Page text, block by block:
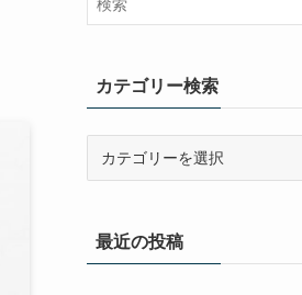
カテゴリー検索
ー
検
最近の投稿